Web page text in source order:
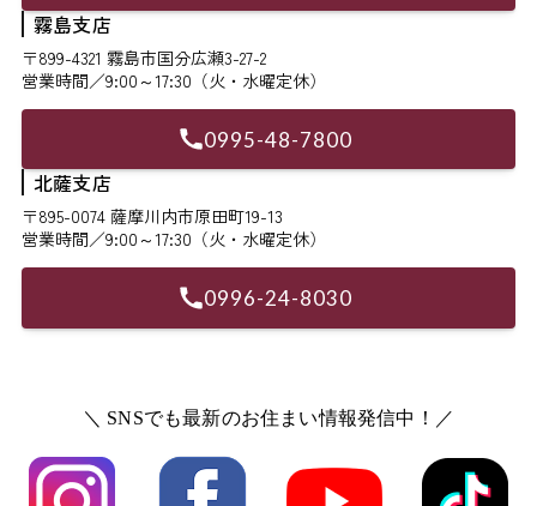
霧島支店
〒899-4321 霧島市国分広瀬3-27-2
営業時間／9:00～17:30（火・水曜定休）
0995-48-7800
北薩支店
〒895-0074 薩摩川内市原田町19-13
営業時間／9:00～17:30（火・水曜定休）
0996-24-8030
＼ SNSでも最新のお住まい情報発信中！／